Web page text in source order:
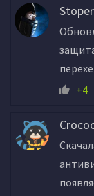
Stoper
+4